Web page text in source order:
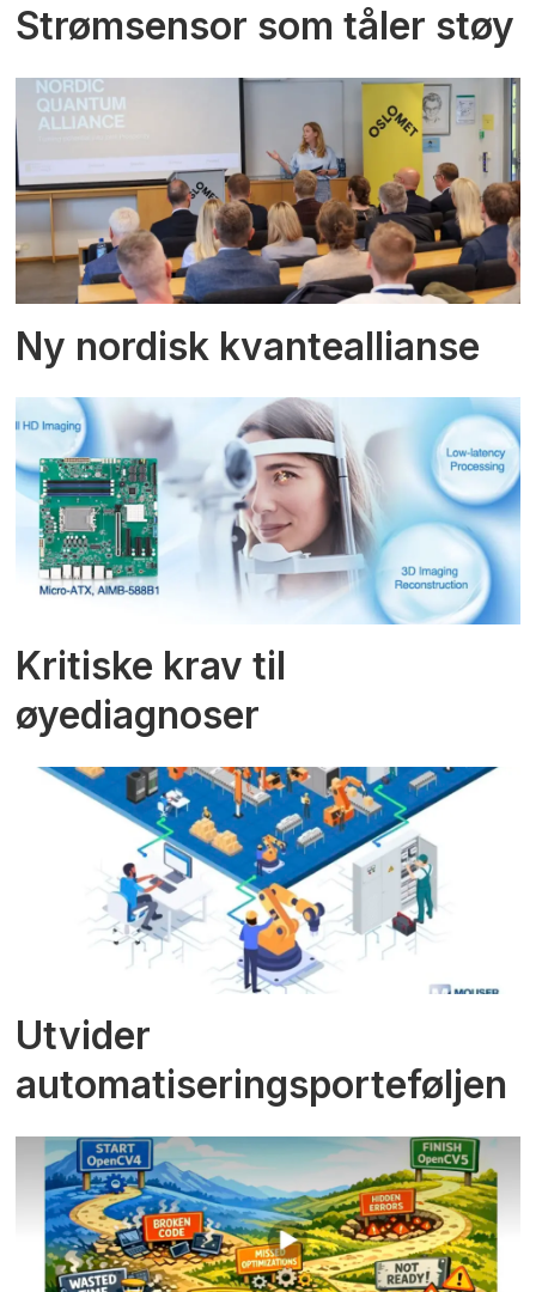
Strømsensor som tåler støy
Ny nordisk kvanteallianse
Kritiske krav til
øyediagnoser
Utvider
automatiseringsporteføljen